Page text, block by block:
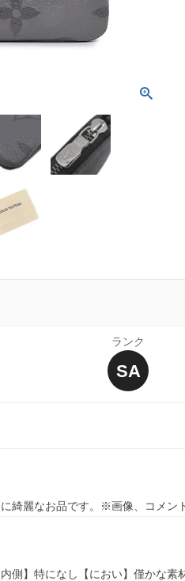
ランク
SA
綺麗なお品です。※画像、コメン
側】特になし【におい】僅かな素